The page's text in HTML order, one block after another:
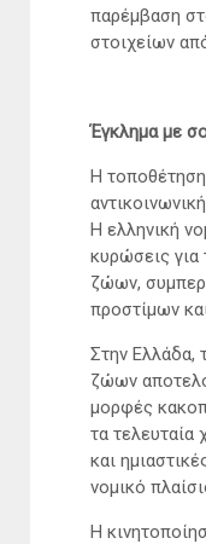
παρέμβαση
στοιχείων
Έγκλημα με
Η
Η ελληνική
κυρώσεις για
ζώων,
προστίμων
Στην Ελλάδα,
ζώων
μορφές
τα τελευταία
και
νομικό
Η